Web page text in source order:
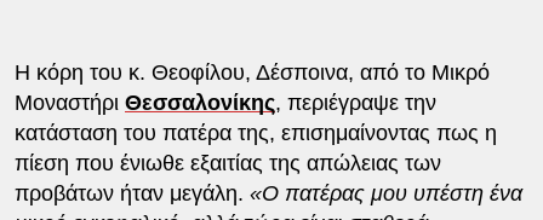
Η κόρη του κ. Θεοφίλου, Δέσποινα, από το Μικρό
Μοναστήρι Θεσσαλονίκης, περιέγραψε την
κατάσταση του πατέρα της, επισημαίνοντας πως η
πίεση που ένιωθε εξαιτίας της απώλειας των
προβάτων ήταν μεγάλη. «Ο πατέρας μου υπέστη ένα